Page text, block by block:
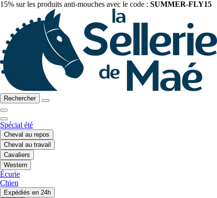
15% sur les produits anti-mouches avec le code : SUMMER-FLY15
Rechercher
Spécial été
Cheval au repos
Cheval au travail
Cavaliers
Western
Écurie
Chien
Expédiés en 24h